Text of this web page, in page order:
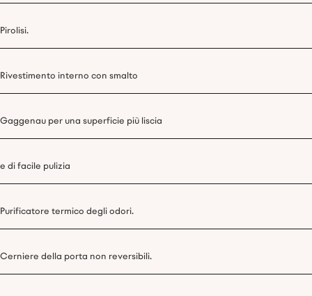
Pirolisi.
Rivestimento interno con smalto
Gaggenau per una superficie più liscia
e di facile pulizia
Purificatore termico degli odori.
Cerniere della porta non reversibili.